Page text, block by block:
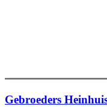
Gebroeders